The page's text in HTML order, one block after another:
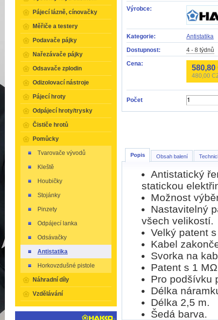
Výrobce:
Kategorie:
Antistatika
Dostupnost:
4 - 8 týdnů
Cena:
580,80
480,00
Počet
Popis Obsah balení
Antistatický
statickou
Možnost
Nastavitelný
všech velikostí.
Velký patent
Kabel
Svorka na
Patent s 1
Pro podšívku
Délka
Délka 2,5 m.
Šedá barva.
Pájecí lázně, cínovačky
Měřiče a testery
Podavače pájky
Nařezávače pájky
Odsavače zplodin
Odizolovací nástroje
Pájecí hroty
Odpájecí hroty/trysky
Čističe hrotů
Pomůcky
Tvarovače vývodů
Kleště
Houbičky
Stojánky
Pinzety
Odpájecí lanka
Odsávačky
Antistatika
Horkovzdušné pistole
Náhradní díly
Vzdělávání